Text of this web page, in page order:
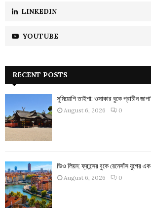
LINKEDIN
YOUTUBE
RECENT POSTS
সুমিয়োশি তাইশা: ওসাকার বুকে প্রাচীন
August 6, 2026 0
ভিও লিয়ন: ফ্রান্সের বুকে রেনেসাঁস যুগের
August 6, 2026 0